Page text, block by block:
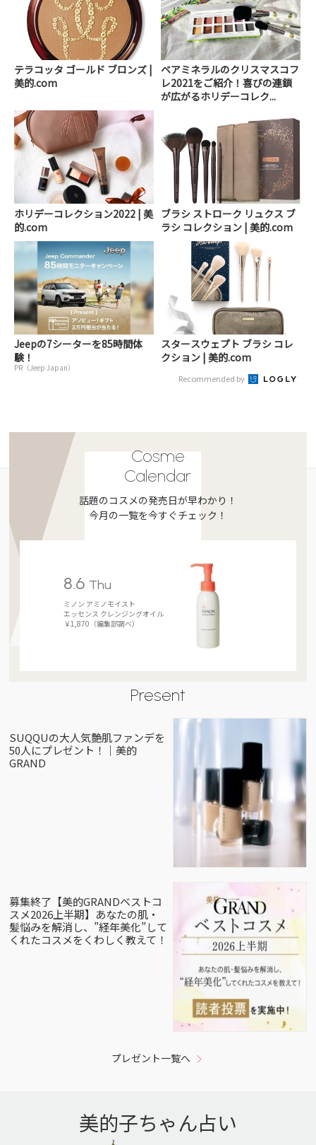
テラコッタ ゴールド ブロンズ |
美的.com
ベアミネラルのクリスマスコフ
レ2021をご紹介！喜びの連鎖
が広がるホリデーコレク...
ホリデーコレクション2022 | 美
的.com
ブラシ ストローク リュクス ブ
ラシ コレクション | 美的.com
Jeepの7シーターを85時間体
験！
PR（Jeep Japan）
スタースウェプト ブラシ コレ
クション | 美的.com
Recommended by
Cosme
Calendar
話題のコスメの発売日が早わかり！
今月の一覧を今すぐチェック！
8.6 Thu
ミノン アミノモイスト
エッセンス クレンジングオイル
￥1,870（編集部調べ）
Present
SUQQUの大人気艶肌ファンデを
50人にプレゼント！｜美的
GRAND
募集終了【美的GRANDベストコ
スメ2026上半期】あなたの肌・
髪悩みを解消し、”経年美化”して
くれたコスメをくわしく教えて！
プレゼント一覧へ
美的子ちゃん占い